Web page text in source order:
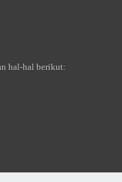
hal-hal berikut: